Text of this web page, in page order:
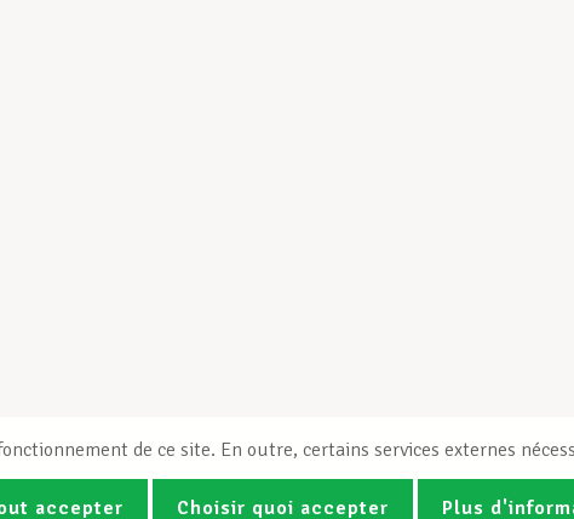
de ce site. En outre, certains services externes
accepter Choisir quoi accepter Plus